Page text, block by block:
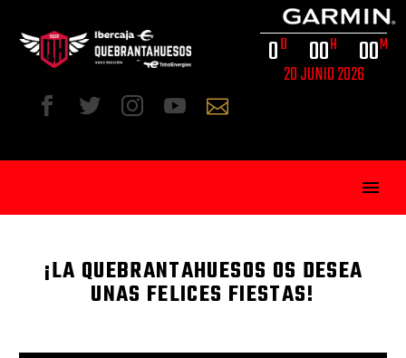
0D 00H 00M
20 JUNIO 2026
¡LA QUEBRANTAHUESOS OS DESEA
UNAS FELICES FIESTAS!